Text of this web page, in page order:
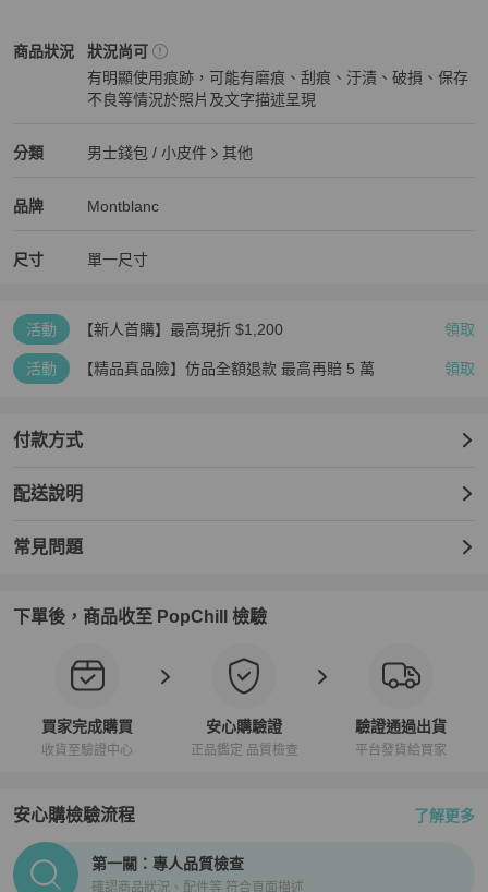
商品狀況
Montblanc 男士錢包 / 小皮件
狀況尚可
有明顯使用痕跡，可能有磨痕、刮痕、汙漬、破損、保存
不良等情況於照片及文字描述呈現
分類
Montblanc 男士錢包 / 小皮件分類資訊
男士錢包 / 小皮件
其他
品牌
Montblanc 精品男士錢包 / 小皮件
Montblanc
Montblanc 推薦清單
尺寸 單一尺寸
活動 【新人首購】最高現折 $1,200 領取
活動 【精品真品險】仿品全額退款 最高再賠 5 萬 領取
付款方式
配送說明
常見問題
下單後，商品收至 PopChill 檢驗
買家完成購買
收貨至驗證中心
安心購驗證
正品鑑定 品質檢查
驗證通過出貨
平台發貨給買家
安心購檢驗流程 了解更多
PopChill拍拍圈正品驗證、安心購檢驗流程介紹
第一關：專人品質檢查
確認商品狀況、配件等 符合頁面描述